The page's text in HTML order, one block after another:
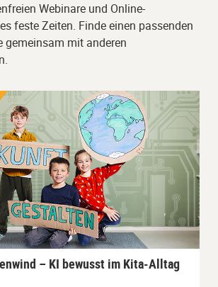
Webinare und Online-
feste Zeiten. Finde einen passenden
gemeinsam mit anderen
– KI bewusst im Kita-Alltag